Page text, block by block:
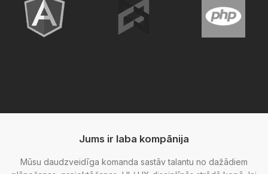
Jums ir laba kompānija
Mūsu daudzveidīga komanda sastāv talantu no dažādiem